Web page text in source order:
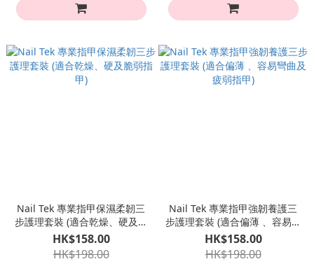
Nail Tek 專業指甲保濕柔韌三
步護理套裝 (適合乾燥、硬及脆
弱指甲)
HK$158.00
HK$198.00
Nail Tek 專業指甲強韌養護三
步護理套裝 (適合偏薄 、容易彎
曲及疲弱指甲)
HK$158.00
HK$198.00